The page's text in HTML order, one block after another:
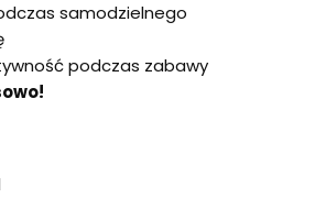
samodzielnego
podczas zabawy